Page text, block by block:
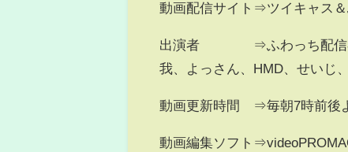
動画配信サイト⇒ツイキャス＆
出演者 ⇒ふわっち配信者（
我、よっさん、HMD、せいじ
動画更新時間 ⇒毎朝7時前後
動画編集ソフト